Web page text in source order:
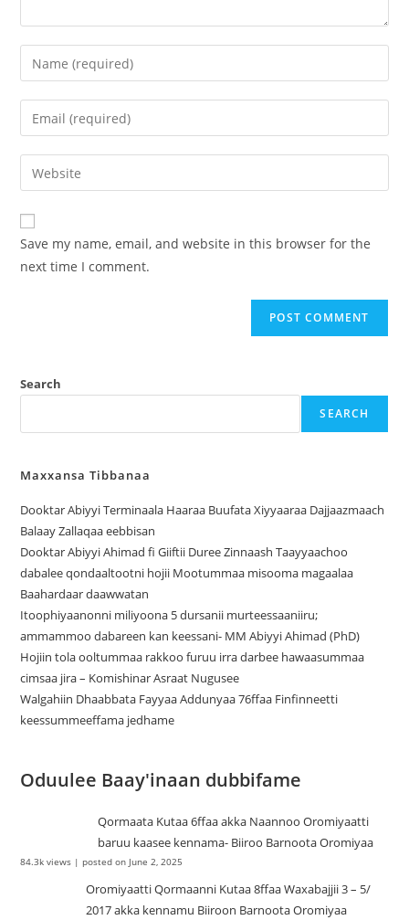
Save my name, email, and website in this browser for the
next time I comment.
Search
SEARCH
Maxxansa Tibbanaa
Dooktar Abiyyi Terminaala Haaraa Buufata Xiyyaaraa Dajjaazmaach
Balaay Zallaqaa eebbisan
Dooktar Abiyyi Ahimad fi Giiftii Duree Zinnaash Taayyaachoo
dabalee qondaaltootni hojii Mootummaa misooma magaalaa
Baahardaar daawwatan
Itoophiyaanonni miliyoona 5 dursanii murteessaaniiru;
ammammoo dabareen kan keessani- MM Abiyyi Ahimad (PhD)
Hojiin tola ooltummaa rakkoo furuu irra darbee hawaasummaa
cimsaa jira – Komishinar Asraat Nugusee
Walgahiin Dhaabbata Fayyaa Addunyaa 76ffaa Finfinneetti
keessummeeffama jedhame
Oduulee Baay'inaan dubbifame
Qormaata Kutaa 6ffaa akka Naannoo Oromiyaatti
baruu kaasee kennama- Biiroo Barnoota Oromiyaa
84.3k views |posted on June 2, 2025
Oromiyaatti Qormaanni Kutaa 8ffaa Waxabajjii 3 – 5/
2017 akka kennamu Biiroon Barnoota Oromiyaa